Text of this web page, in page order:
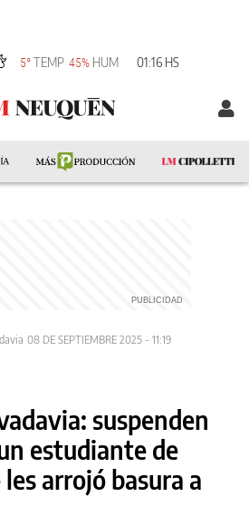
5° TEMP 45% HUM 01:16 HS
08 DE SEPTIEMBRE 2025 - 11:19
suspenden
estudiante de
arrojó basura a